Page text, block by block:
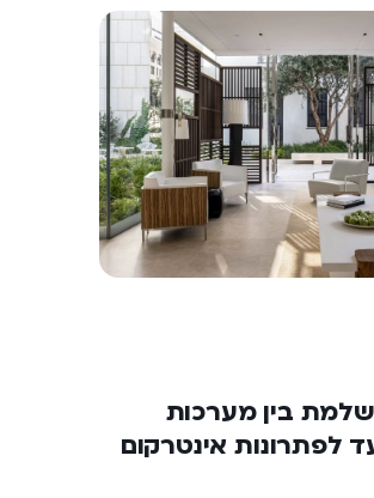
בין מערכות
לפתרונות אינטרקום